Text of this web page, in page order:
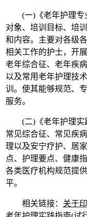
(一)《老年护理专
对象、培训目标、培
和内容。主要对各级
相关工作的护士，开
老年综合征、老年疾
以及常用老年护理技
训。使其能够规范、
服务。
(二)《老年护理
常见综合征、常见疾
理以及安宁疗护、居
点、护理要点、健康
各类医疗机构规范提
平。
相关链接： 关于